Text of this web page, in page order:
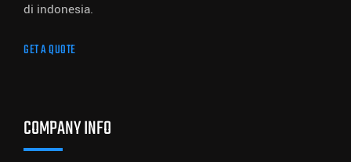
di indonesia.
GET A QUOTE
COMPANY INFO